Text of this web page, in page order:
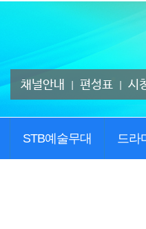
채널안내 편성표 시
STB예술무대 드라